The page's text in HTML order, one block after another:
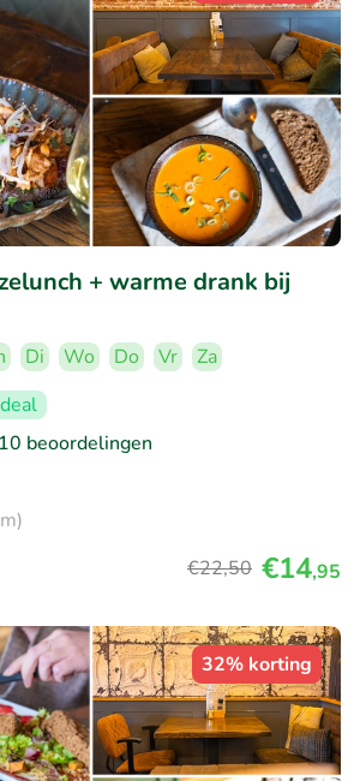
+ warme drank bij
Di Wo Do Vr
Za
beoordelingen
€22,50 €14,95
32% korting